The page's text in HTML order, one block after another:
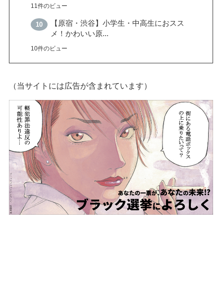
11件のビュー
【原宿・渋谷】小学生・中高生におスス
メ！かわいい原...
10件のビュー
（当サイトには広告が含まれています）